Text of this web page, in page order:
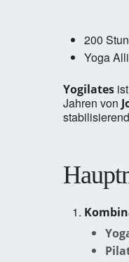
200
Yoga
Yogilates
Jahren von